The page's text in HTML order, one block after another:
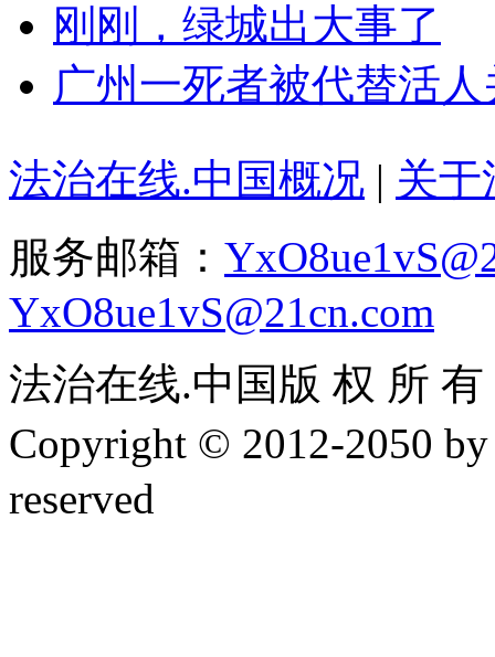
刚刚，绿城出大事了
广州一死者被代替活
法治在线.中国概况 | 关于
服务邮箱：
YxO8ue1vS@21cn.com
法治在线.中国版 权 所
Copyright © 2012-2050
reserved